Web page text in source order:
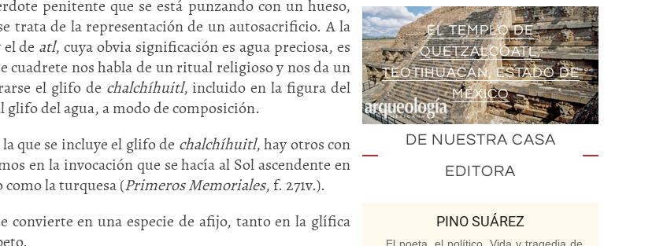
penitente que se está punzando con un hueso,
trata de la representación de un autosacrificio. A la
de atl, cuya obvia significación es agua preciosa, es
cuadrete nos habla de un ritual religioso y nos da un
el glifo de chalchíhuitl, incluido en la figura del
glifo del agua, a modo de composición.
que se incluye el glifo de chalchíhuitl, hay otros con
en la invocación que se hacía al Sol ascendente en
la turquesa (Primeros Memoriales, f. 271v.).
convierte en una especie de afijo, tanto en la glífica
EL TEMPLO DE
QUETZALCÓATL,
TEOTIHUACAN, ESTADO DE
MÉXICO
DE NUESTRA CASA
EDITORA
PINO SUÁREZ